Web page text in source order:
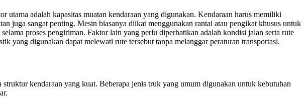
utama adalah kapasitas muatan kendaraan yang digunakan. Kendaraan harus memiliki
juga sangat penting. Mesin biasanya diikat menggunakan rantai atau pengikat khusus untuk
proses pengiriman. Faktor lain yang perlu diperhatikan adalah kondisi jalan serta rute
yang digunakan dapat melewati rute tersebut tanpa melanggar peraturan transportasi.
kendaraan yang kuat. Beberapa jenis truk yang umum digunakan untuk kebutuhan